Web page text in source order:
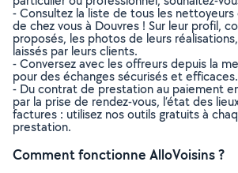
- Consultez la liste de tous les
de chez vous à Douvres ! Sur leur profil,
proposés, les photos de leurs
laissés par leurs clients.
- Conversez avec les offreurs depuis la
pour des échanges sécurisés et efficaces.
- Du contrat de prestation au paiement
par la prise de rendez-vous, l’état des
factures : utilisez nos outils gratuits à
prestation.
Comment fonctionne AlloVoisins ?